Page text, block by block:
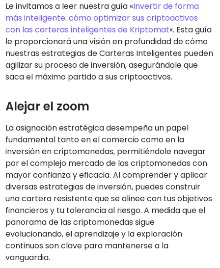
Le invitamos a leer nuestra guía «Invertir de forma
más inteligente: cómo optimizar sus criptoactivos
con las carteras inteligentes de Kriptomat«. Esta guía
le proporcionará una visión en profundidad de cómo
nuestras estrategias de Carteras Inteligentes pueden
agilizar su proceso de inversión, asegurándole que
saca el máximo partido a sus criptoactivos.
Alejar el zoom
La asignación estratégica desempeña un papel
fundamental tanto en el comercio como en la
inversión en criptomonedas, permitiéndole navegar
por el complejo mercado de las criptomonedas con
mayor confianza y eficacia. Al comprender y aplicar
diversas estrategias de inversión, puedes construir
una cartera resistente que se alinee con tus objetivos
financieros y tu tolerancia al riesgo. A medida que el
panorama de las criptomonedas sigue
evolucionando, el aprendizaje y la exploración
continuos son clave para mantenerse a la
vanguardia.